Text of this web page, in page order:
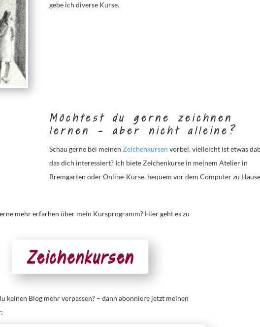
gebe ich diverse Kurse.
Möchtest du gerne zeichnen
lernen – aber nicht alleine?
Schau gerne bei meinenZeichenkursen vorbei. vielleicht ist etwas
das dich interessiert? Ich biete Zeichenkurse in meinem Atelier in
Bremgarten oder Online-Kurse, bequem vor dem Computer zu
mehr erfarhen über mein Kursprogramm? Hier geht es zu
Zeichenkursen
keinen Blog mehr verpassen? – dann abonniere jetzt meinen